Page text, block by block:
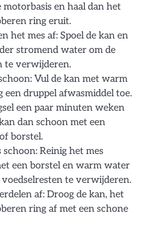
motorbasis en haal dan het
ring eruit.
het mes af: Spoel de kan en
stromend water om de
te verwijderen.
Vul de kan met warm
een druppel afwasmiddel toe.
een paar minuten weken
dan schoon met een
borstel.
schoon: Reinig het mes
een borstel en warm water
te verwijderen.
af: Droog de kan, het
ring af met een schone